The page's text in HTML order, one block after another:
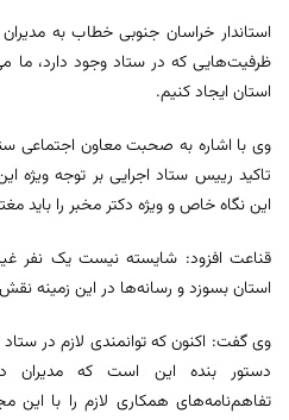
استاندار خراسان جنوبی خطاب به
ظرفیت‌هایی که در ستاد وجود دارد، ما
استان ایجاد کنیم.
وی با اشاره به صحبت معاون اجتماعی
تاکید رییس ستاد اجرایی بر توجه
این نگاه خاص و ویژه دکتر مخبر را باید
قناعت افزود: شایسته نیست یک نفر
استان بسوزد و رسانه‌ها در این زمینه نقش
وی گفت: اکنون که توانمندی لازم در
دستور بنده این است که مدیران
تفاهم‌نامه‌های همکاری لازم را با این